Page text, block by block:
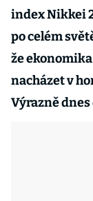
index Nikkei
po celém
že
nacházet v
Výrazně